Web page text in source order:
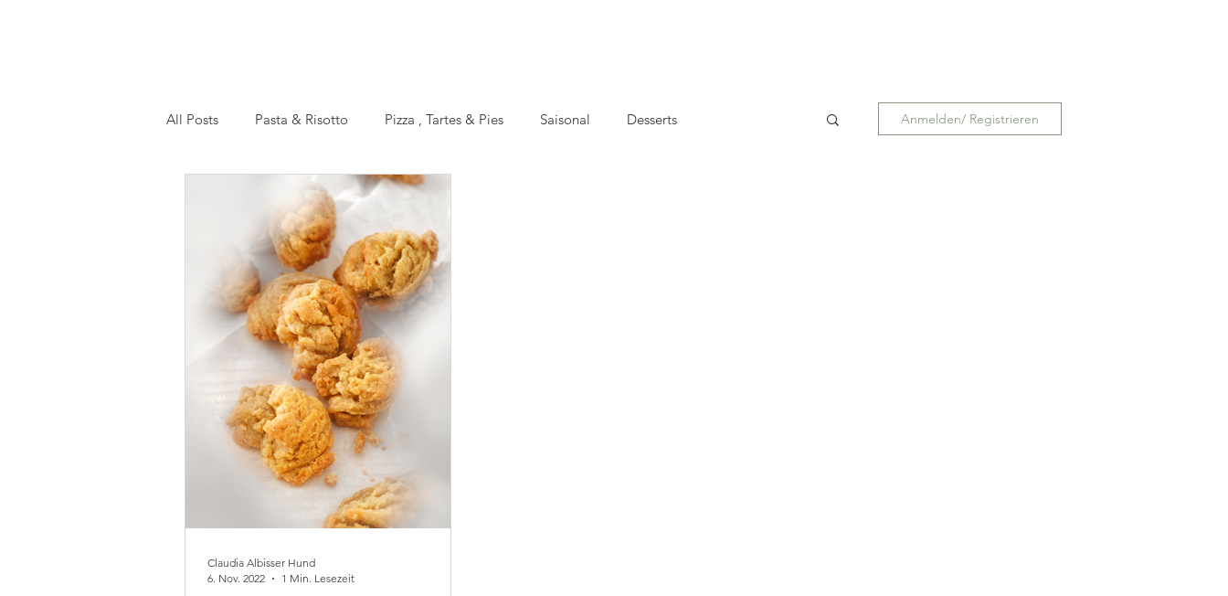
All Posts Pasta & Risotto Pizza , Tartes & Pies Saisonal Desserts
Recettes en français Slow Cooking
gesund festlich Einmachen
Anmelden/ Registrieren
Claudia Albisser Hund
6. Nov. 2022
1 Min. Lesezeit